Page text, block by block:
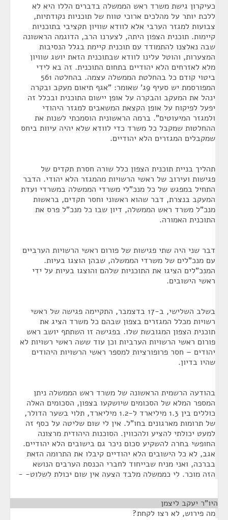
כעיקרון גישת משרד ראש הממשלה בדברים הללו היא לא
ללכת יותר על מהלכים ארוכי טווח של תוכניות נקודתיות,
צבועות למגזר הערבי אלא לוודא שוויון תקציבי בתוכניות
קיימות. תוכנית הצפון היתה, לצערנו הרב, הדוגמה הראשונה
שבה נאלצנו להתמודד עם תוכנית קיימת בגלל הנסיבות
המצערות, והוטל עלינו לוודא שבתוכנית הזאת יושג שוויון
מלא לאזרחים הלא יהודיים בתחום התוכנית. זה בא לידי
ביטוי קודם כל בהחלטת הממשלה עצמה. בהחלטה 561
המפורסמת יש סעיף 9ג' שאומר: "אגף תיאום מעקב ובקרה
ינהל את המעקב והבקרה על אופן יישום התוכנית ובכלל זה
יפעל לפיקוח על אופן הקצאת המשאבים למגזר היהודי
ולמגזר המיעוטים". ברמה הראשונית הוסמכתי לשנות את
ההחלטות שמקבל כל משרד כדי לוודא שלא יהיה עיוות ביחס
שמקבלים המגזרים הלא יהודיים.
תהליך בניית תוכנית הצפון כלל שורה חסרת תקדים של
פגישות ועירוב של ראשי הרשויות מהמגזר הלא יהודי. הדבר
התחיל במפגש של כל מנכ"לי משרדי הממשלה במשרדי ועדת
המעקב בנצרת, דבר שהוא ראשוני וחסר תקדים, בראשות
מנכ"ל משרד ראש הממשלה, דיון שבו כל מנכ"ל פרס את
התוכנית האמורה.
דבר שני היה שתי פגישות של פורום ראשי הרשויות הערביים
עם מנכ"לים של משרדי הממשלה, שבהן הוצגו בעיות.
המנכ"לים הציגו את התוכניות שלהם והוצגו בעיות על ידי
ראשי הישובים.
בשלב השלישי, ב-17 בדצמבר, התקיימה פגישה של ראשי
רשויות מכלל המגזרים בצפון שבהם כל משרד הציג את
תוכנית הצפון המגובשת שלו. בפגישה זו השתתף יושב ראש
פורום ראשי הרשויות הערביות וכן עוד ששה ראשי רשויות לא
יהודים – חסר פרופורציות למספר ראשי הרשויות היהודים
שהיו בדיון.
בהודעה הרשמית הראשונה של משרד ראש הממשלה ניתן
המספר המלא של הסכומים שיושקעו בצפון, הסכומים האלה
כוללים בין 1.3 מיליארד ל-1.2 מיליארד, תלוי בשער הדולר,
של תרומות מארגונים בחו"ל. אין לי שום שליטה על כסף זה
למעט יכולתי להציע ולהכווין. הסוכנות היהודית מרצונה
החופשי בחרה להשקיע סכום ניכר גם בישובים הלא יהודיים.
אגב, לא כל הישובים הלא יהודיים קיבלו את התרומה הזאת
בברכה, ואני מניח שבייחוד לחברי הכנסת הערבים הנושא
הזה מוכר. לי כממשלה מלבד הצעה אין שום יכולת לשלוט- -
היו"ר יעקב ליצמן
מה פירוש, לא רצו לקחת?